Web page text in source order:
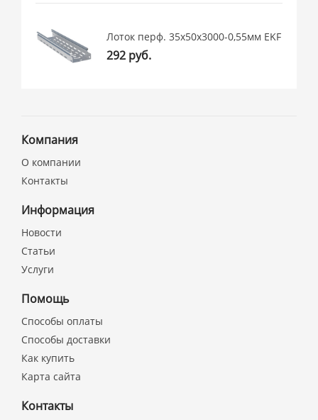
Лоток перф. 35х50х3000-0,55мм EKF
292 руб.
Компания
О компании
Контакты
Информация
Новости
Статьи
Услуги
Помощь
Способы оплаты
Способы доставки
Как купить
Карта сайта
Контакты